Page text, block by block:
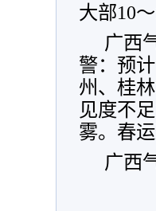
大部10
广西
警：预
州、桂
见度不
雾。春
广西